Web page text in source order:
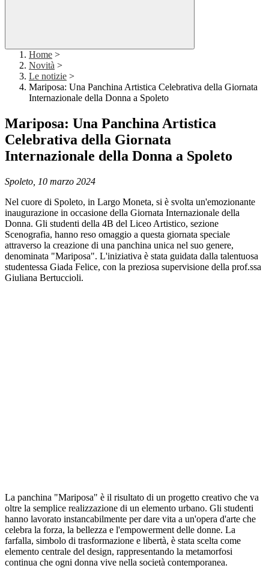
Home >
Novità >
Le notizie >
Mariposa: Una Panchina Artistica Celebrativa della Giornata
Internazionale della Donna a Spoleto
Mariposa: Una Panchina Artistica
Celebrativa della Giornata
Internazionale della Donna a Spoleto
Spoleto, 10 marzo 2024
Nel cuore di Spoleto, in Largo Moneta, si è svolta un'emozionante
inaugurazione in occasione della Giornata Internazionale della
Donna. Gli studenti della 4B del Liceo Artistico, sezione
Scenografia, hanno reso omaggio a questa giornata speciale
attraverso la creazione di una panchina unica nel suo genere,
denominata "Mariposa". L'iniziativa è stata guidata dalla talentuosa
studentessa Giada Felice, con la preziosa supervisione della prof.ssa
Giuliana Bertuccioli.
La panchina "Mariposa" è il risultato di un progetto creativo che va
oltre la semplice realizzazione di un elemento urbano. Gli studenti
hanno lavorato instancabilmente per dare vita a un'opera d'arte che
celebra la forza, la bellezza e l'empowerment delle donne. La
farfalla, simbolo di trasformazione e libertà, è stata scelta come
elemento centrale del design, rappresentando la metamorfosi
continua che ogni donna vive nella società contemporanea.